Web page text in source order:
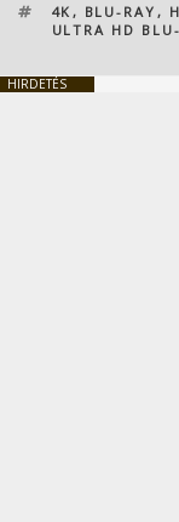
CÍMKÉK
4K , BLU-RAY ,
ULTRA HD
HIRDETÉS